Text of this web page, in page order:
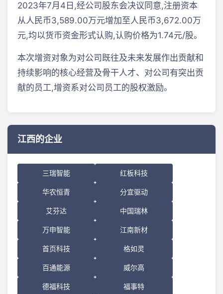
2023年7月4日,经公司股东会决议同意,注册资本
从人民币3,589.00万元增加至人民币3,672.00万
元,均以货币资金形式认购,认购价格为1.74元/股。
本次增资对象为对公司既往及未来发展作出贡献和
持续影响的核心经营及骨干人才、对公司有突出贡
献的员工,增资系对公司员工的股权激励。
江西的企业
三瑞智能 红板科技
华农恒青 分宜驱动
艾芬达 中国瑞林
万申智能 江南新材
首页科技 格如灵
百通能源 威尔高
德福科技 福事特